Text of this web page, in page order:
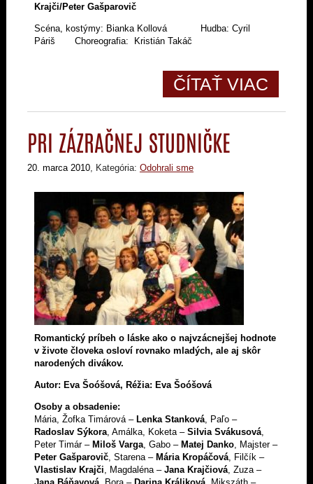
Krajči/Peter Gašparovič
Scéna, kostýmy: Bianka Kollová Hudba: Cyril
Páriš Choreografia: Kristián Takáč
ČÍTAŤ VIAC
PRI ZÁZRAČNEJ STUDNIČKE
20. marca 2010, Kategória: Odohrali sme
Romantický príbeh o láske ako o najvzácnejšej hodnote
v živote človeka osloví rovnako mladých, ale aj skôr
narodených divákov.
Autor: Eva Šoóšová, Réžia: Eva Šoóšová
Osoby a obsadenie:
Mária, Žofka Timárová – Lenka Stanková, Paľo –
Radoslav Sýkora, Amálka, Koketa – Silvia Svákusová,
Peter Timár – Miloš Varga, Gabo – Matej Danko, Majster –
Peter Gašparovič, Starena – Mária Kropáčová, Filčík –
Vlastislav Krajči, Magdaléna – Jana Krajčiová, Zuza –